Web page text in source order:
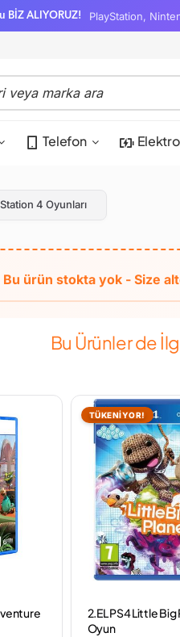
BİZ ALIYORUZ! PlayStation,
Telefon
4 Oyunları
Bu Ürünler de
TÜKENİYOR!
2.EL PS4 Little Big
Oyun